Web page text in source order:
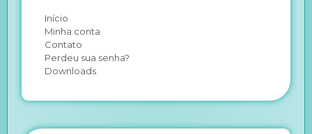
Início
Minha conta
Contato
Perdeu sua senha?
Downloads